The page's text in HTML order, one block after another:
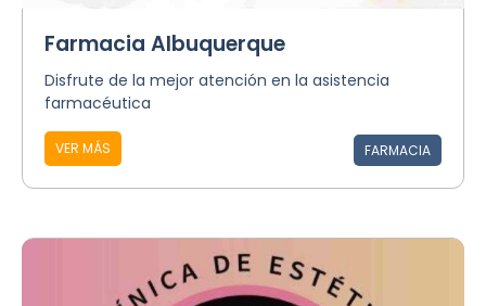
Farmacia Albuquerque
Disfrute de la mejor atención en la asistencia
farmacéutica
VER MÁS FARMACIA